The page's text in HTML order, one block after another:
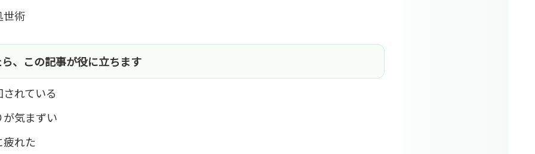
世術
、この記事が役に立ちます
れている
気まずい
れた